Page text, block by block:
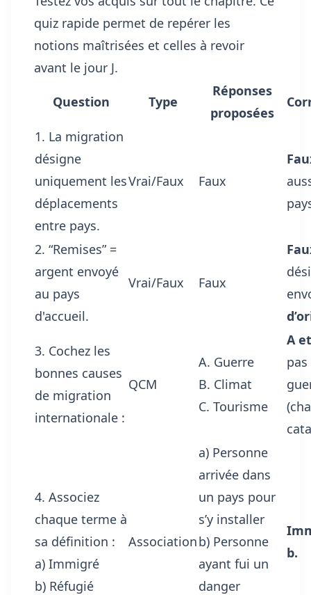
quiz rapide permet de repérer les
notions maîtrisées et celles à revoir
avant le jour J.
Question Type
Réponses
proposées
1. La migration
désigne
uniquement les
déplacements
entre pays.
Vrai/Faux Faux
2. “Remises” =
argent envoyé
au pays
d'accueil.
Vrai/Faux Faux
3. Cochez les
bonnes causes
de migration
internationale :
QCM
A. Guerre
B. Climat
C. Tourisme
A
4. Associez
chaque terme à
sa définition :
a) Immigré
b) Réfugié
Association
a) Personne
arrivée dans
un pays pour
s’y installer
b) Personne
ayant fui un
danger
b.